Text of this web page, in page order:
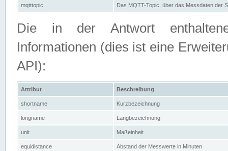
mqtttopic Das MQTT-Topic, über das Messdaten der
Die in der Antwort
Informationen (dies ist eine
API):
Attribut Beschreibung
shortname Kurzbezeichnung
longname Langbezeichnung
unit Maßeinheit
equidistance Abstand der Messwerte in Minuten